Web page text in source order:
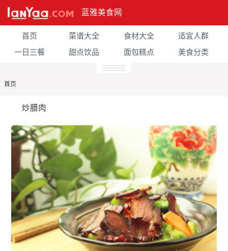
蓝雅美食网
首页 菜谱大全 食材大全
适宜人群
一日三餐
甜点饮品 面包糕点 美食分类
首页
炒腊肉